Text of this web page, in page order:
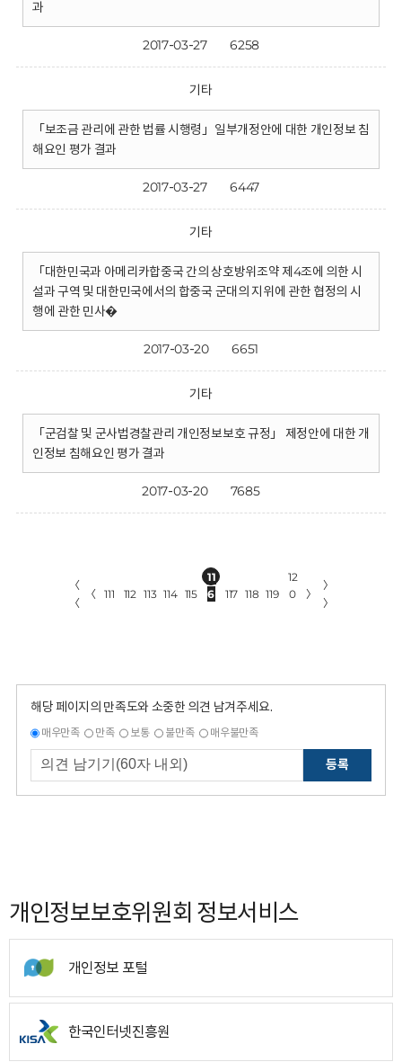
과
2017-03-27 6258
기타
「보조금 관리에 관한 법률 시행령」일부개정안에 대한 개인정보 침
해요인 평가 결과
2017-03-27 6447
기타
「대한민국과 아메리카합중국 간의 상호방위조약 제4조에 의한 시
설과 구역 및 대한민국에서의 합중국 군대의 지위에 관한 협정의 시
행에 관한 민사�
2017-03-20 6651
기타
「군검찰 및 군사법경찰관리 개인정보보호 규정」 제정안에 대한 개
인정보 침해요인 평가 결과
2017-03-20 7685
〈
〈
〈 111 112 113 114 115
11
6
117 118 119
12
0
〉
〉
〉
해당 페이지의 만족도와 소중한 의견 남겨주세요.
매우만족 만족 보통 불만족 매우불만족
등록
개인정보보호위원회 정보서비스
개인정보 포털
한국인터넷진흥원